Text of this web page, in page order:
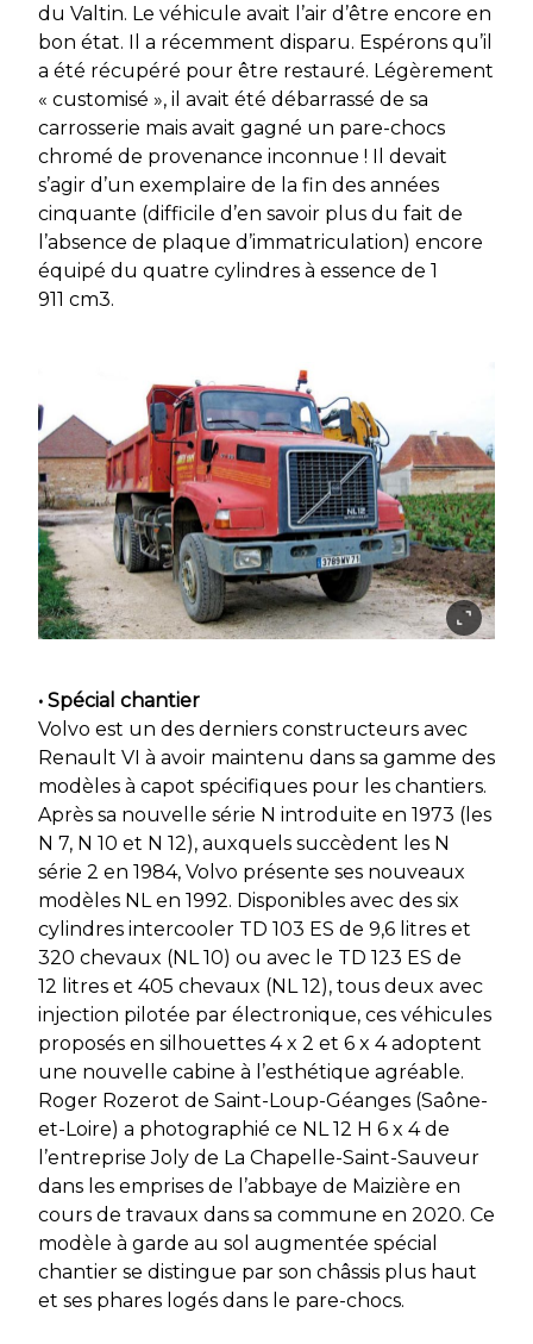
du Valtin. Le véhicule avait l’air d’être encore en
bon état. Il a récemment disparu. Espérons qu’il
a été récupéré pour être restauré. Légèrement
« customisé », il avait été débarrassé de sa
carrosserie mais avait gagné un pare-chocs
chromé de provenance inconnue ! Il devait
s’agir d’un exemplaire de la fin des années
cinquante (difficile d’en savoir plus du fait de
l’absence de plaque d’immatriculation) encore
équipé du quatre cylindres à essence de 1
911 cm3.
• Spécial chantier
Volvo est un des derniers constructeurs avec
Renault VI à avoir maintenu dans sa gamme des
modèles à capot spécifiques pour les chantiers.
Après sa nouvelle série N introduite en 1973 (les
N 7, N 10 et N 12), auxquels succèdent les N
série 2 en 1984, Volvo présente ses nouveaux
modèles NL en 1992. Disponibles avec des six
cylindres intercooler TD 103 ES de 9,6 litres et
320 chevaux (NL 10) ou avec le TD 123 ES de
12 litres et 405 chevaux (NL 12), tous deux avec
injection pilotée par électronique, ces véhicules
proposés en silhouettes 4 x 2 et 6 x 4 adoptent
une nouvelle cabine à l’esthétique agréable.
Roger Rozerot de Saint-Loup-Géanges (Saône-
et-Loire) a photographié ce NL 12 H 6 x 4 de
l’entreprise Joly de La Chapelle-Saint-Sauveur
dans les emprises de l’abbaye de Maizière en
cours de travaux dans sa commune en 2020. Ce
modèle à garde au sol augmentée spécial
chantier se distingue par son châssis plus haut
et ses phares logés dans le pare-chocs.